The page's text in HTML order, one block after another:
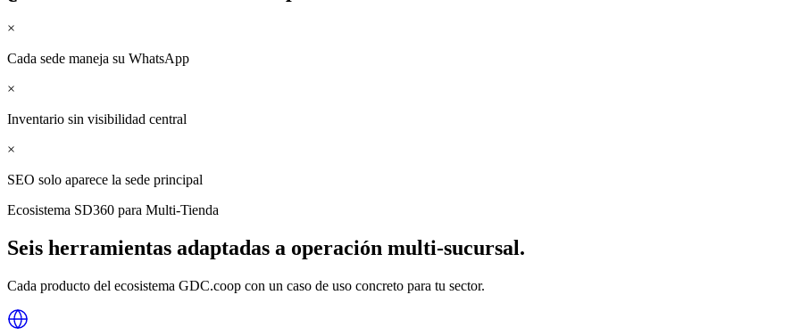
×
Cada sede maneja su WhatsApp
×
Inventario sin visibilidad central
×
SEO solo aparece la sede principal
Ecosistema SD360 para Multi-Tienda
Seis herramientas adaptadas a operación multi-sucursal.
Cada producto del ecosistema GDC.coop con un caso de uso concreto para tu sector.